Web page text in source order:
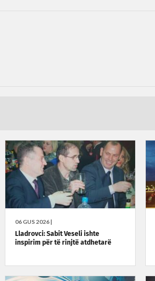
06 GUS 2026 |
Lladrovci: Sabit Veseli ishte
inspirim për të rinjtë atdhetarë